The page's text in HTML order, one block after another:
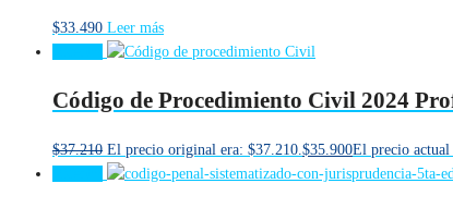
$33.490 Leer más
Código de Procedimiento Civil 2024
$37.210 El precio original era: $37.210. $35.900El precio actual